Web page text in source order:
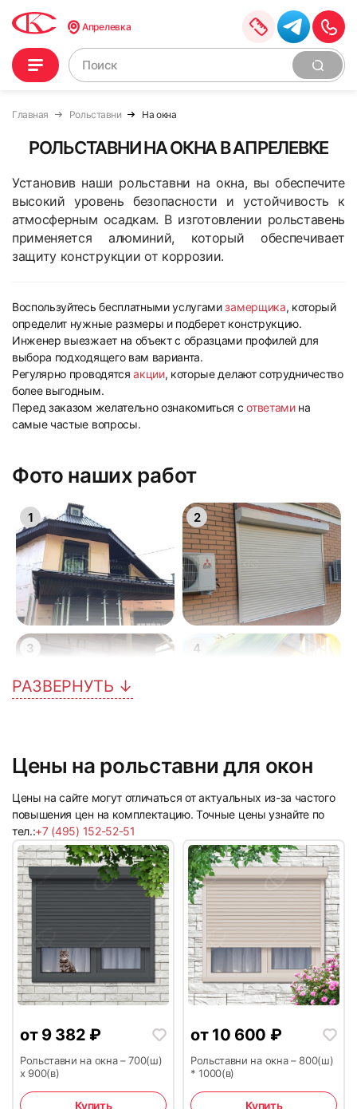
Апрелевка
Главная Рольставни На окна
РОЛЬСТАВНИ НА ОКНА В АПРЕЛЕВКЕ
Установив наши рольставни на окна, вы обеспечите
высокий уровень безопасности и устойчивость к
атмосферным осадкам. В изготовлении рольставень
применяется алюминий, который обеспечивает
защиту конструкции от коррозии.
Воспользуйтесь бесплатными услугамизамерщика, который
определит нужные размеры и подберет конструкцию.
Инженер выезжает на объект с образцами профилей для
выбора подходящего вам варианта.
Регулярно проводятсяакции, которые делают сотрудничество
более выгодным.
Перед заказом желательно ознакомиться сответамина
самые частые вопросы.
Фото наших работ
1 2
3 4
5
7 8
9 10
РАЗВЕРНУТЬ ↓
Цены на рольставни для окон
Цены на сайте могут отличаться от актуальных из-за частого
повышения цен на комплектацию. Точные цены узнайте по
тел.:+7 (495) 152-52-51
от 9 382 ₽
Рольставни на окна – 700(ш)
х 900(в)
Купить
от 10 600 ₽
Рольставни на окна – 800(ш)
* 1000(в)
Купить